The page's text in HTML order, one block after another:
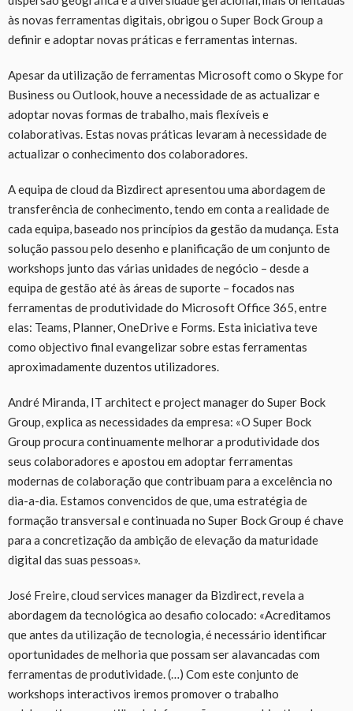
às novas ferramentas digitais, obrigou o Super Bock Group a
definir e adoptar novas práticas e ferramentas internas.
Apesar da utilização de ferramentas Microsoft como o Skype for
Business ou Outlook, houve a necessidade de as actualizar e
adoptar novas formas de trabalho, mais flexíveis e
colaborativas. Estas novas práticas levaram à necessidade de
actualizar o conhecimento dos colaboradores.
A equipa de cloud da Bizdirect apresentou uma abordagem de
transferência de conhecimento, tendo em conta a realidade de
cada equipa, baseado nos princípios da gestão da mudança. Esta
solução passou pelo desenho e planificação de um conjunto de
workshops junto das várias unidades de negócio – desde a
equipa de gestão até às áreas de suporte – focados nas
ferramentas de produtividade do Microsoft Office 365, entre
elas: Teams, Planner, OneDrive e Forms. Esta iniciativa teve
como objectivo final evangelizar sobre estas ferramentas
aproximadamente duzentos utilizadores.
André Miranda, IT architect e project manager do Super Bock
Group, explica as necessidades da empresa: «O Super Bock
Group procura continuamente melhorar a produtividade dos
seus colaboradores e apostou em adoptar ferramentas
modernas de colaboração que contribuam para a excelência no
dia-a-dia. Estamos convencidos de que, uma estratégia de
formação transversal e continuada no Super Bock Group é chave
para a concretização da ambição de elevação da maturidade
digital das suas pessoas».
José Freire, cloud services manager da Bizdirect, revela a
abordagem da tecnológica ao desafio colocado: «Acreditamos
que antes da utilização de tecnologia, é necessário identificar
oportunidades de melhoria que possam ser alavancadas com
ferramentas de produtividade. (…) Com este conjunto de
workshops interactivos iremos promover o trabalho